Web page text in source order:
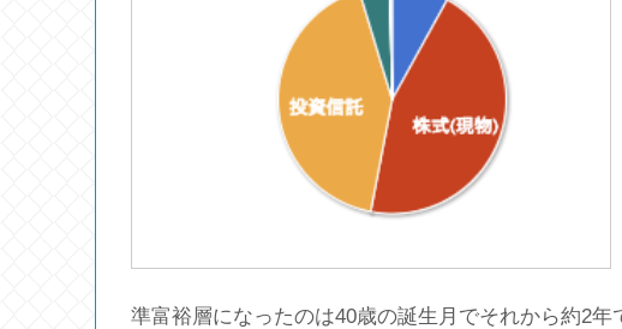
準富裕層になったのは40歳の誕生月でそれから約2年